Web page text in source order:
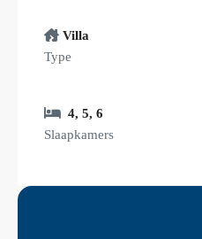
Villa
Type
4, 5, 6
Slaapkamers